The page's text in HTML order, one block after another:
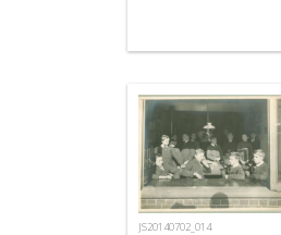
JS20140702_014